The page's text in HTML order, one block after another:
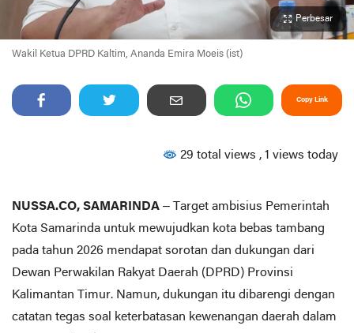
Perbesar
Wakil Ketua DPRD Kaltim, Ananda Emira Moeis (ist)
Copy Link
29 total views , 1 views today
NUSSA.CO, SAMARINDA – Target ambisius Pemerintah
Kota Samarinda untuk mewujudkan kota bebas tambang
pada tahun 2026 mendapat sorotan dan dukungan dari
Dewan Perwakilan Rakyat Daerah (DPRD) Provinsi
Kalimantan Timur. Namun, dukungan itu dibarengi dengan
catatan tegas soal keterbatasan kewenangan daerah dalam